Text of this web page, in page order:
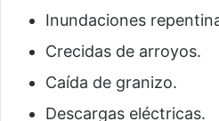
Inundaciones
Crecidas de arroyos.
Caída de granizo.
Descargas eléctricas.